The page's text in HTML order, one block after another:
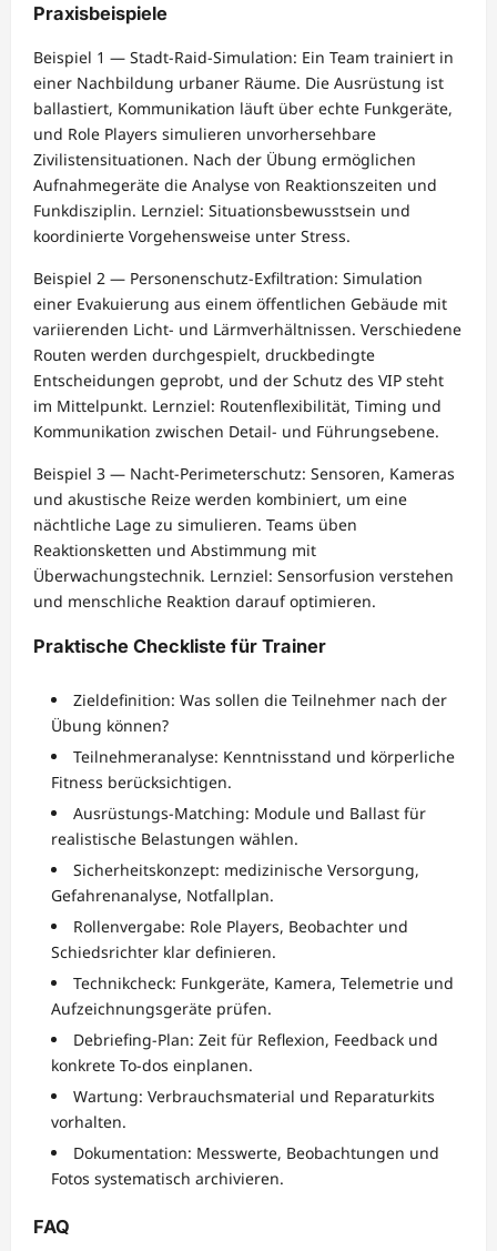
Praxisbeispiele
Beispiel 1 — Stadt-Raid-Simulation: Ein Team trainiert in
einer Nachbildung urbaner Räume. Die Ausrüstung ist
ballastiert, Kommunikation läuft über echte Funkgeräte,
und Role Players simulieren unvorhersehbare
Zivilistensituationen. Nach der Übung ermöglichen
Aufnahmegeräte die Analyse von Reaktionszeiten und
Funkdisziplin. Lernziel: Situationsbewusstsein und
koordinierte Vorgehensweise unter Stress.
Beispiel 2 — Personenschutz-Exfiltration: Simulation
einer Evakuierung aus einem öffentlichen Gebäude mit
variierenden Licht- und Lärmverhältnissen. Verschiedene
Routen werden durchgespielt, druckbedingte
Entscheidungen geprobt, und der Schutz des VIP steht
im Mittelpunkt. Lernziel: Routenflexibilität, Timing und
Kommunikation zwischen Detail- und Führungsebene.
Beispiel 3 — Nacht-Perimeterschutz: Sensoren, Kameras
und akustische Reize werden kombiniert, um eine
nächtliche Lage zu simulieren. Teams üben
Reaktionsketten und Abstimmung mit
Überwachungstechnik. Lernziel: Sensorfusion verstehen
und menschliche Reaktion darauf optimieren.
Praktische Checkliste für Trainer
Zieldefinition: Was sollen die Teilnehmer nach der
Übung können?
Teilnehmeranalyse: Kenntnisstand und körperliche
Fitness berücksichtigen.
Ausrüstungs-Matching: Module und Ballast für
realistische Belastungen wählen.
Sicherheitskonzept: medizinische Versorgung,
Gefahrenanalyse, Notfallplan.
Rollenvergabe: Role Players, Beobachter und
Schiedsrichter klar definieren.
Technikcheck: Funkgeräte, Kamera, Telemetrie und
Aufzeichnungsgeräte prüfen.
Debriefing-Plan: Zeit für Reflexion, Feedback und
konkrete To-dos einplanen.
Wartung: Verbrauchsmaterial und Reparaturkits
vorhalten.
Dokumentation: Messwerte, Beobachtungen und
Fotos systematisch archivieren.
FAQ